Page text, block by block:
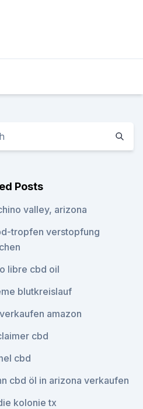
Posts
valley, arizona
tropfen verstopfung
libre cbd oil
blutkreislauf
amazon
cbd
cbd
cbd öl in arizona verkaufen
kolonie tx